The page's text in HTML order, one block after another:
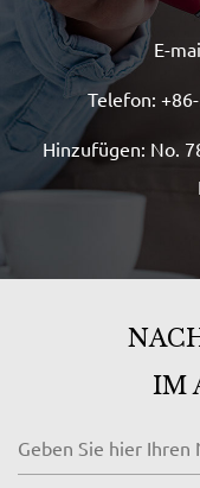
IM
E-
Telefon:
Hinzufügen: No.